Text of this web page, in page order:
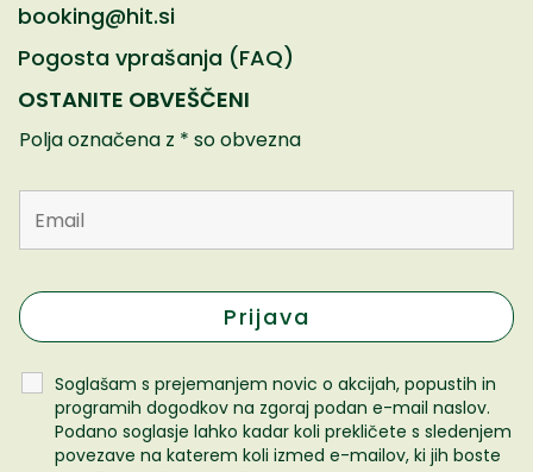
booking@hit.si
Pogosta vprašanja (FAQ)
OSTANITE OBVEŠČENI
Polja označena z * so obvezna
Soglašam s prejemanjem novic o akcijah, popustih in
programih dogodkov na zgoraj podan e-mail naslov.
Podano soglasje lahko kadar koli prekličete s sledenjem
povezave na katerem koli izmed e-mailov, ki jih boste